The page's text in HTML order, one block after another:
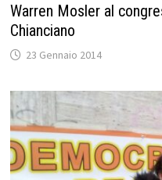
Warren Mosler al
Chianciano
23 Gennaio 2014